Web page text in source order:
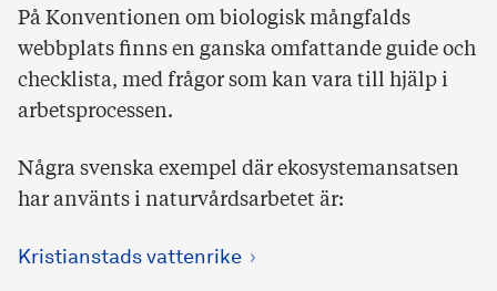
På Konventionen om biologisk mångfalds
webbplats finns en ganska omfattande guide och
checklista, med frågor som kan vara till hjälp i
arbetsprocessen.
Några svenska exempel där ekosystemansatsen
har använts i naturvårdsarbetet är:
Kristianstads vattenrike